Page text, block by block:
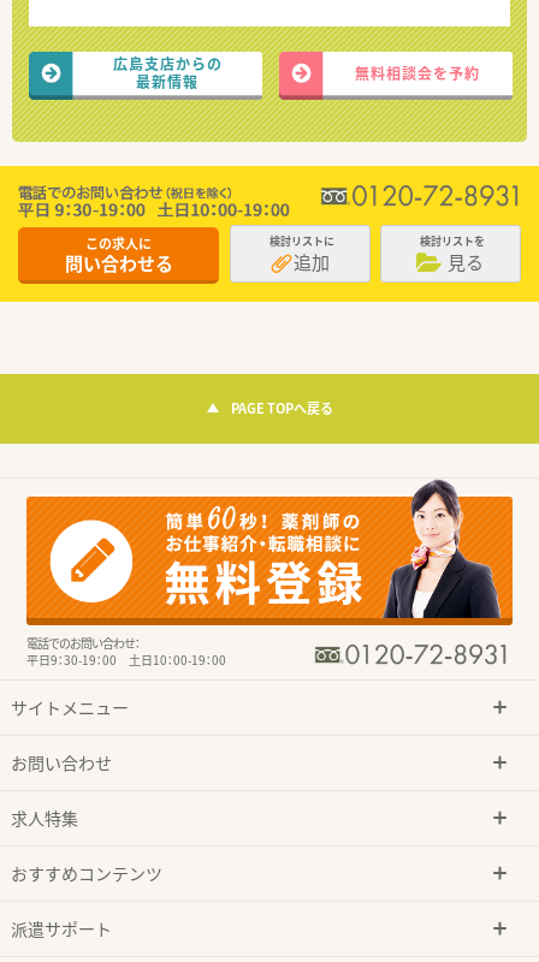
広島支店からの
最新情報
無料相談会を予約
この求人に
問い合わせる
検討リストに
追加
検討リストを
見る
PAGE TOPへ戻る
電話でのお問い合わせ：
平日9：30-19：00 土日10：00-19：00
サイトメニュー
お問い合わせ
求人特集
おすすめコンテンツ
派遣サポート